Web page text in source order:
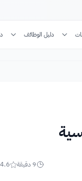
دليل الوظائف
9 دقيقة 4.6